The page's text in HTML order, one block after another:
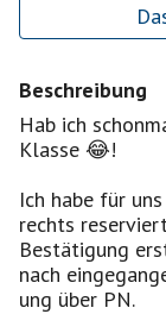
Beschreibung
Hab ich
Klasse 😂!
Ich habe für
rechts
Bestätigung
nach
ung über PN.